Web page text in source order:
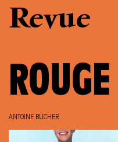
Revue
ANTOINE BUCHER